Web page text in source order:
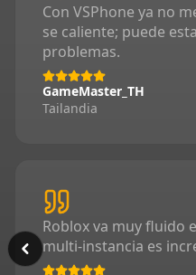
Con VSPhone ya no
se caliente; puede
problemas.
GameMaster_TH
Tailandia
Roblox va muy fluido
multi-instancia es